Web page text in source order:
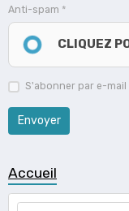
Anti-spam
CLIQUEZ
S'abonner par e-mail
Envoyer
Accueil